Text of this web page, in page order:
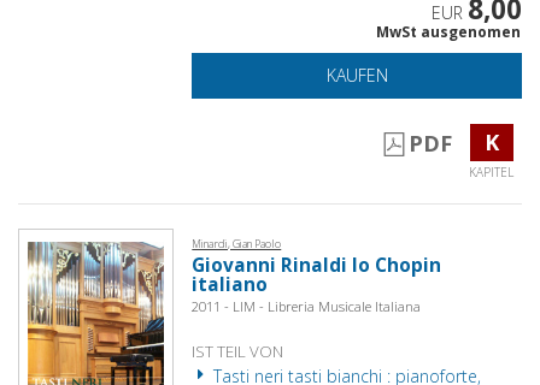
EUR 8,00
MwSt ausgenomen
KAUFEN
PDF K
KAPITEL
Minardi, Gian Paolo
Giovanni Rinaldi lo Chopin
italiano
2011 - LIM - Libreria Musicale Italiana
IST TEIL VON
Tasti neri tasti bianchi : pianoforte,